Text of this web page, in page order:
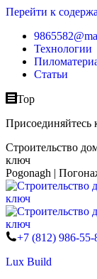
Перейти к
Технологии
Статьи
Top
Присоединяйтесь
Строительство
ключ
Pogonagh |
+7 (812) 986-55-
Lux Build